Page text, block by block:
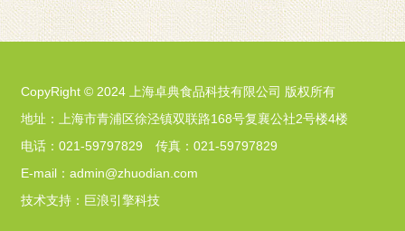
CopyRight © 2024 上海卓典食品科技有限公司 版权所有
地址：上海市青浦区徐泾镇双联路168号复襄公社2号楼4楼
电话：021-59797829 传真：021-59797829
E-mail：admin@zhuodian.com
技术支持： 巨浪引擎科技